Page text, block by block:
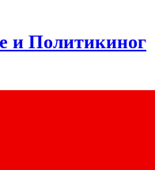
и Политикиног